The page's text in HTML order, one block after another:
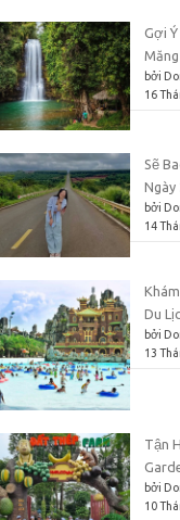
Gợi
bởi
16
Sẽ
Ngày
bởi
14
Du
bởi
13
Tận
bởi
10